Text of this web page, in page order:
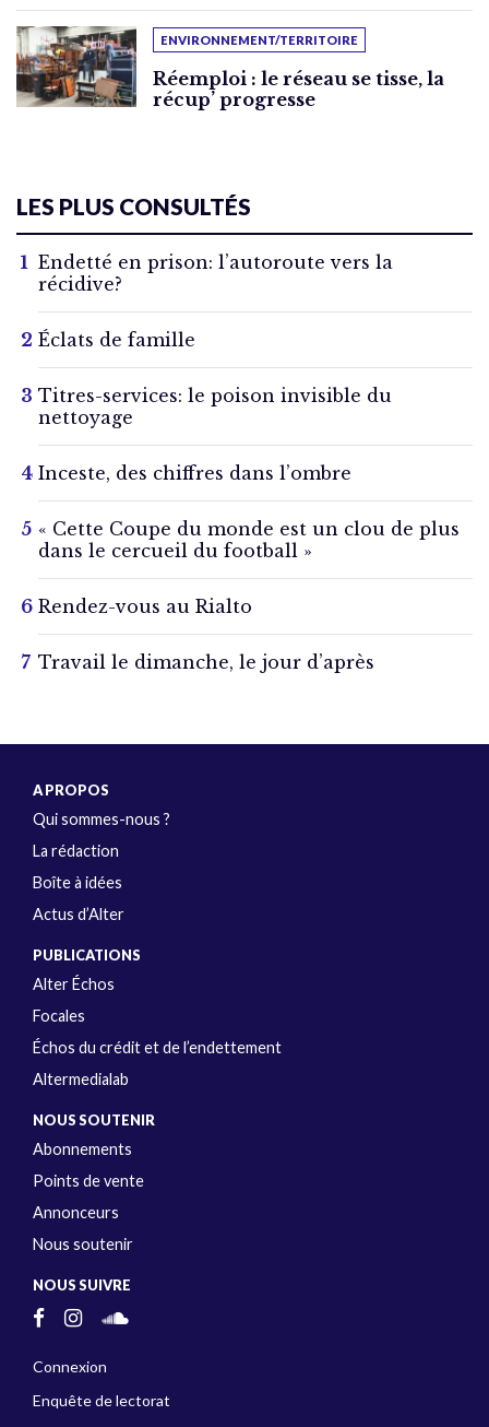
ENVIRONNEMENT/TERRITOIRE
Réemploi : le réseau se tisse, la
récup’ progresse
LES PLUS CONSULTÉS
Endetté en prison: l’autoroute vers la
récidive?
Éclats de famille
Titres-services: le poison invisible du
nettoyage
Inceste, des chiffres dans l’ombre
« Cette Coupe du monde est un clou de plus
dans le cercueil du football »
Rendez-vous au Rialto
Travail le dimanche, le jour d’après
A PROPOS
Qui sommes-nous ?
La rédaction
Boîte à idées
Actus d’Alter
PUBLICATIONS
Alter Échos
Focales
Échos du crédit et de l’endettement
Altermedialab
NOUS SOUTENIR
Abonnements
Points de vente
Annonceurs
Nous soutenir
NOUS SUIVRE
Connexion
Enquête de lectorat